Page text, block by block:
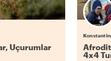
Uçurumlar
Afrodit
4x4